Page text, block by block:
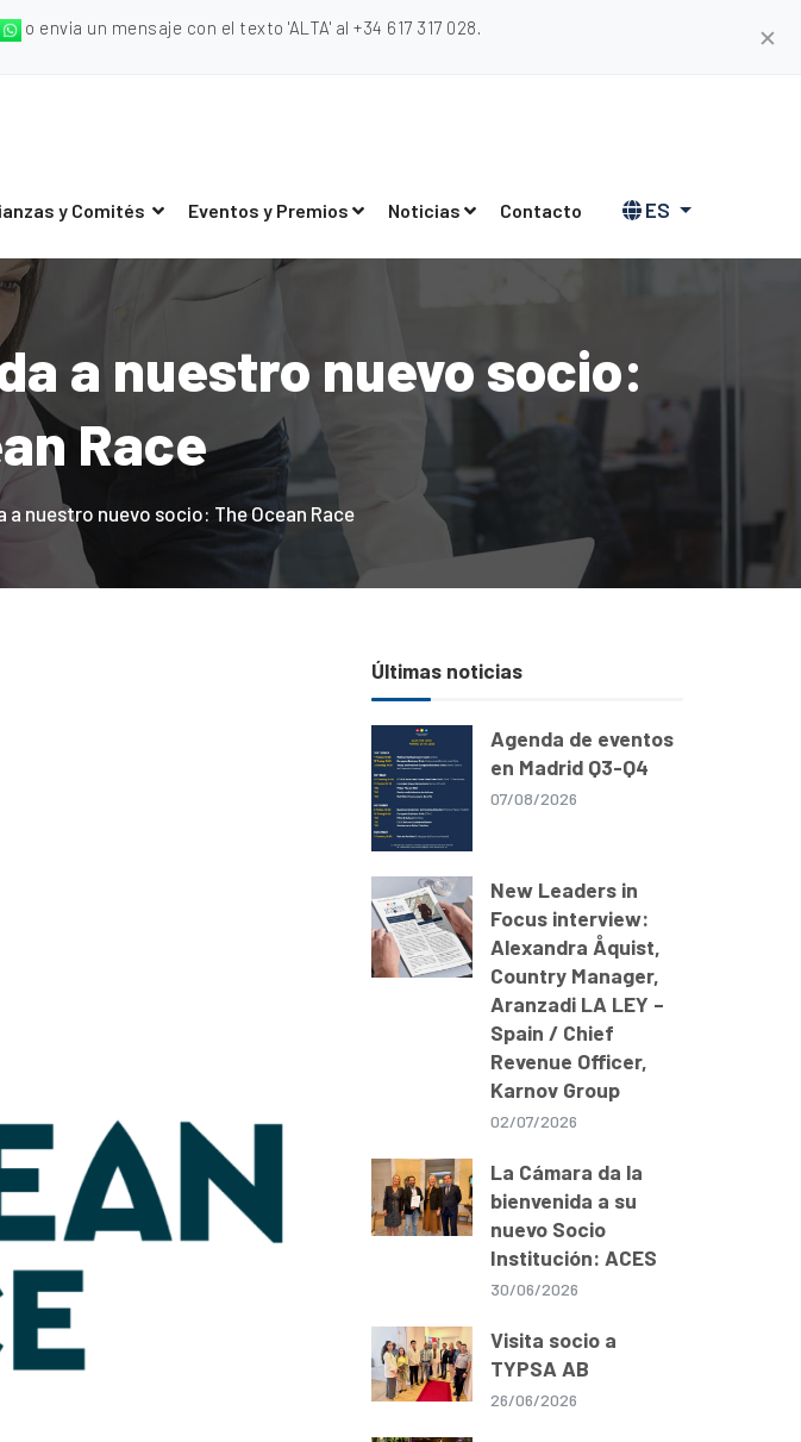
o envia un mensaje con el texto 'ALTA' al +34 617 317 028. ✕
y Comités Eventos y Premios Noticias Contacto ES
a nuestro nuevo socio:
Race
a nuestro nuevo socio: The Ocean Race
Últimas noticias
Agenda de eventos
en Madrid Q3-Q4
07/08/2026
New Leaders in
Focus interview:
Alexandra Åquist,
Country Manager,
Aranzadi LA LEY –
Spain / Chief
Revenue Officer,
Karnov Group
02/07/2026
La Cámara da la
bienvenida a su
nuevo Socio
Institución: ACES
30/06/2026
Visita socio a
TYPSA AB
26/06/2026